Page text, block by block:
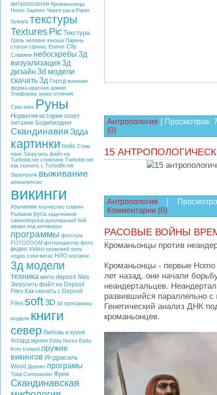
антропология Кроманьонцы
Homo Sapines Череп раса Paper
бумага текстуры
TexturesPic Текстура
Грязь человек юноша Парень
статуи сфинкс Египет City
Славяне небоскребы 3д
визуализация 3д
дизайн 3d модели
скачать3д Город военная
форма красная армия
Униформа знаки отличия
Свастика Руны
Норвегия история спорт
питание Бодибилдинг
Скандинавия Эдда
картинки tools Стим
панк Загрузить файл на
Turbobit.net стимпанк Turbobit.net
как скачать с TurboBit.net
Steampunk выживание
апокалипсис
викинги
язычники язычество славян
Рыбаков русь кадочников
самооборона рукопашный бой
авира нод антивирус
программы фотозум
FOTOZOOM фоторедактор фото
видео Video хромокей sony
vegas сони вегас НЛО косомос
3д модели
техника мото deposit files
Загрузить файл на Deposit
Files Как скачать с Deposit
Files soft3D 3d программы
модели книги
север Любовь и кухня
Асгард мунин Edda Norse Edda
from Iceland оружие
викингов Иггдрасиль
Wood Дерево програмы
Total Commander Фрея
Скандинавская
Антропология Просмотров:
(0)
15
Антропология
Комментарии (0)
РАСОВЫЕ ВОЙНЫ
Кроманьонцы против
Кроманьонцы - первые
лет назад, они начали
неандертальцев.
развившийся параллельно
Генетический анализ ДНК
кроманьонцев.